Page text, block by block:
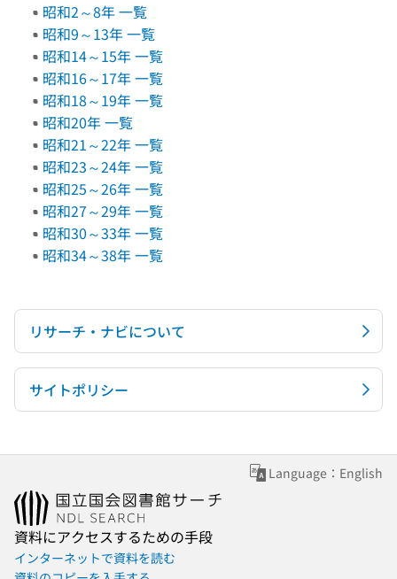
昭和2～8年 一覧
昭和9～13年 一覧
昭和14～15年 一覧
昭和16～17年 一覧
昭和18～19年 一覧
昭和20年 一覧
昭和21～22年 一覧
昭和23～24年 一覧
昭和25～26年 一覧
昭和27～29年 一覧
昭和30～33年 一覧
昭和34～38年 一覧
リサーチ・ナビについて
サイトポリシー
Language：English
資料にアクセスするための手段
インターネットで資料を読む